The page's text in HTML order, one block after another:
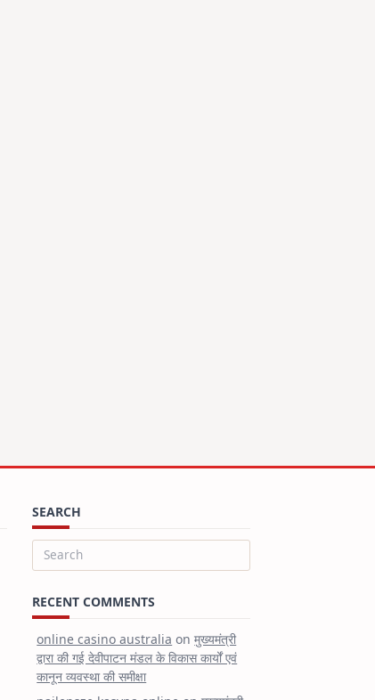
SEARCH
Search
RECENT COMMENTS
online casino australia onमुख्यमंत्री
द्वारा की गई देवीपाटन मंडल के विकास कार्यों एवं
कानून व्यवस्था की समीक्षा